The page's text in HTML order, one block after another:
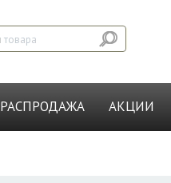
РАСПРОДАЖА АКЦИИ